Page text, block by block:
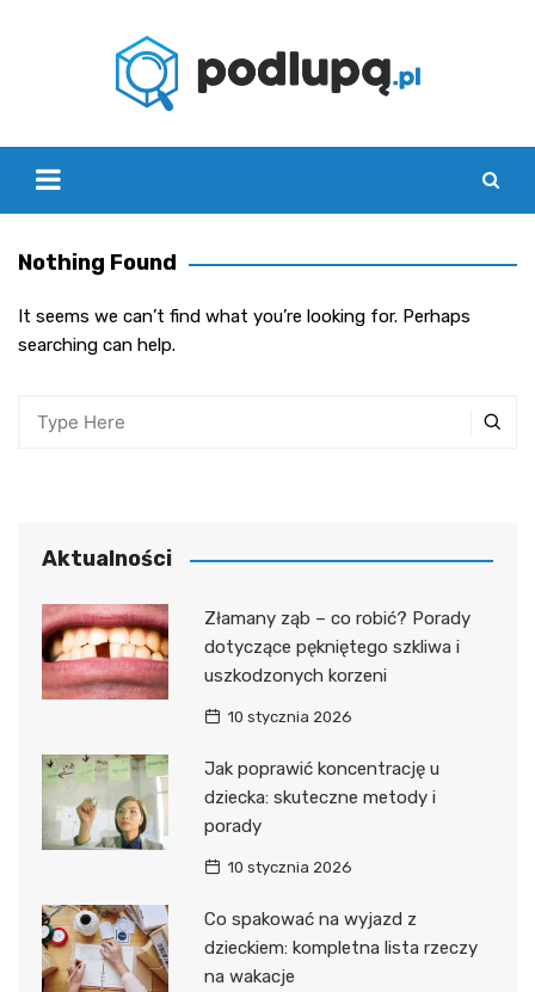
Nothing Found
It seems we can’t find what you’re looking for. Perhaps
searching can help.
Aktualności
Złamany ząb – co robić? Porady
dotyczące pękniętego szkliwa i
uszkodzonych korzeni
10 stycznia 2026
Jak poprawić koncentrację u
dziecka: skuteczne metody i
porady
10 stycznia 2026
Co spakować na wyjazd z
dzieckiem: kompletna lista rzeczy
na wakacje